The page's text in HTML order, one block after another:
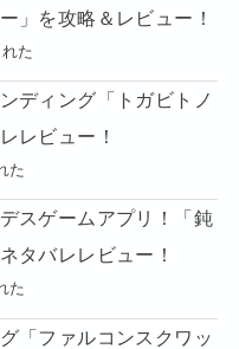
」を攻略＆レビュー！
た
ディング「トガビトノ
レビュー！
た
スゲームアプリ！「鈍
タバレレビュー！
た
「ファルコンスクワッ